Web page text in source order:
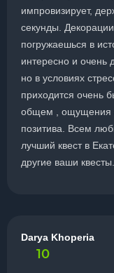
импровизирует,
секунды.
погружаешься в
интересно и очень
но в условиях
приходится очень
общем , ощущения
позитива. Всем
лучший квест в
другие ваши
Darya Khoperia
10